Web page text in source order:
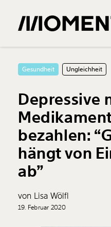
0Treffer
Gesundheit Ungleichheit
Depressive
bezahlen:
hängt von
ab”
von Lisa Wölfl
19. Februar 2020